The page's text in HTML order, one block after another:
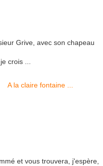
Grive, avec son chapeau
crois ...
et vous trouvera, j'espère,